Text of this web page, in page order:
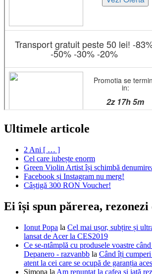
Ultimele articole
2 Ani [ … ]
Cel care iubește enorm
Green Violin Artist își schimbă
Facebook și Instagram nu merg!
Câștigă 300 RON Voucher!
Ei își spun părerea, rezonezi
Ionut Popa la Cel mai ușor, subțire și
lansat de Acer la CES2019
Ce se-ntâmplă cu produsele voastre
Depanero - razvanbb la Când îți
atent la cei care se ocupă de garanția
Simona la Am renunțat la cafea și iată